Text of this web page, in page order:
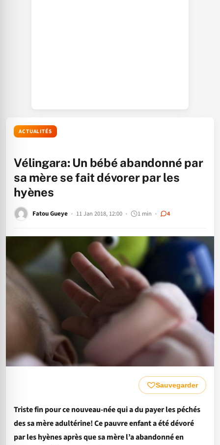
ACTUALITÉS
Vélingara: Un bébé abandonné par
sa mère se fait dévorer par les
hyènes
Fatou Gueye 11 Jan 2018, 12:00 1 min 4
Sauvegarder
Triste fin pour ce nouveau-née qui a du payer les péchés
des sa mère adultérine! Ce pauvre enfant a été dévoré
par les hyènes après que sa mère l’a abandonné en